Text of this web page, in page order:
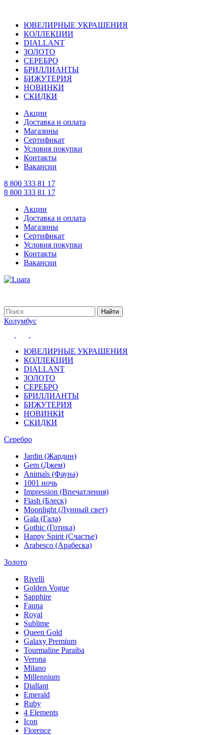
ЮВЕЛИРНЫЕ УКРАШЕНИЯ
КОЛЛЕКЦИИ
DIALLANT
ЗОЛОТО
СЕРЕБРО
БРИЛЛИАНТЫ
БИЖУТЕРИЯ
НОВИНКИ
СКИДКИ
Акции
Доставка и оплата
Магазины
Сертификат
Условия покупки
Контакты
Вакансии
8 800 333 81 17
8 800 333 81 17
Акции
Доставка и оплата
Магазины
Сертификат
Условия покупки
Контакты
Вакансии
Колумбус
ЮВЕЛИРНЫЕ УКРАШЕНИЯ
КОЛЛЕКЦИИ
DIALLANT
ЗОЛОТО
СЕРЕБРО
БРИЛЛИАНТЫ
БИЖУТЕРИЯ
НОВИНКИ
СКИДКИ
Серебро
Jardin (Жардин)
Gem (Джем)
Animals (Фауна)
1001 ночь
Impression (Впечатления)
Flash (Блеск)
Moonlight (Лунный свет)
Gala (Гала)
Gothic (Готика)
Happy Spirit (Счастье)
Arabesco (Арабеска)
Золото
Rivelli
Golden Vogue
Sapphire
Fauna
Royal
Sublime
Queen Gold
Galaxy Premium
Tourmaline Paraiba
Verona
Milano
Millennium
Diallant
Emerald
Ruby
4 Elements
Icon
Florence